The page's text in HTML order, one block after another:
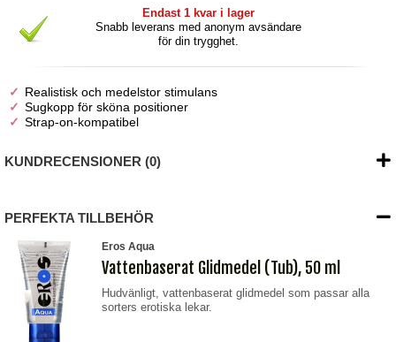
Endast 1 kvar i lager
Snabb leverans med anonym avsändare
för din trygghet.
Realistisk och medelstor stimulans
Sugkopp för sköna positioner
Strap-on-kompatibel
KUNDRECENSIONER (0)
PERFEKTA TILLBEHÖR
Eros Aqua
Vattenbaserat Glidmedel (Tub), 50 ml
Hudvänligt, vattenbaserat glidmedel som passar alla
sorters erotiska lekar.